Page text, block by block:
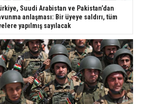
Suudi Arabistan ve Pakistan’dan
anlaşması: Bir üyeye saldırı, tüm
yapılmış sayılacak